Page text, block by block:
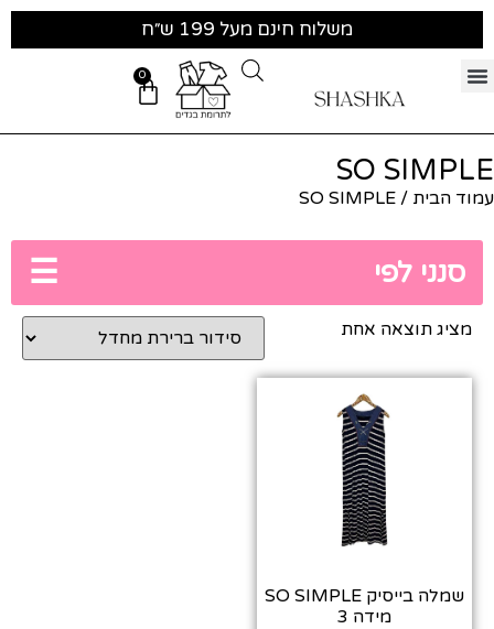
משלוח חינם מעל 199 ש״ח
0
SO SIMPLE
עמוד הבית / SO SIMPLE
סנני לפי ☰
מציג תוצאה אחת
שמלה בייסיק SO SIMPLE
מידה 3